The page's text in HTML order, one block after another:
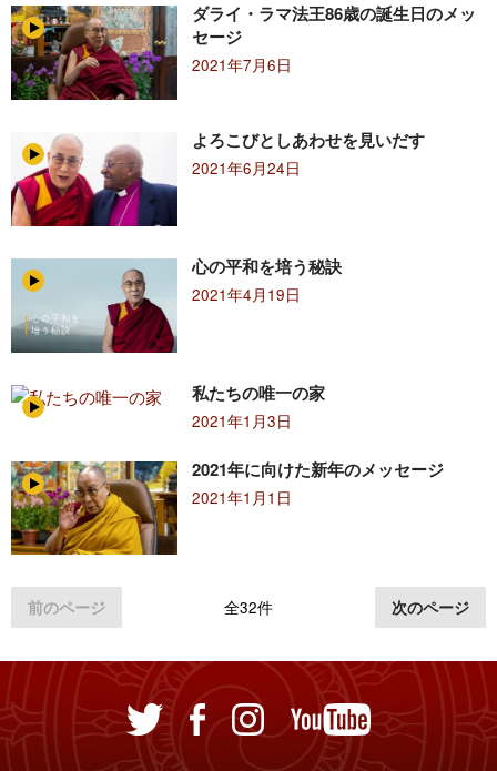
ダライ・ラマ法王86歳の誕生日のメッ
セージ
2021年7月6日
よろこびとしあわせを見いだす
2021年6月24日
心の平和を培う秘訣
2021年4月19日
私たちの唯一の家
2021年1月3日
2021年に向けた新年のメッセージ
2021年1月1日
前のページ 全32件 次のページ